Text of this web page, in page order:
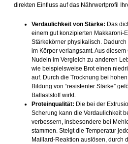
direkten Einfluss auf das Nährwertprofil
Verdaulichkeit von Stärke: Das
einem gut konzipierten Makkaroni-
Stärkekörner physikalisch.
im Körper verlangsamt. Aus
Nudeln im Vergleich zu anderen
wie beispielsweise Brot einen
auf. Durch die Trocknung bei
Bildung von “resistenter Stärke”
Ballaststoff wirkt.
Proteinqualität: Die bei der
Scherung kann die Verdaulichkeit
verbessern, insbesondere bei
stammen. Steigt die Temperatur
Maillard-Reaktion auslösen, durch